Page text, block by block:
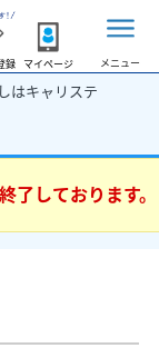
録 マイページ メニュー
はキャリステ
了しております。